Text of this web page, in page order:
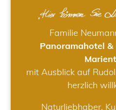
Familie
Panoramahotel
mit Ausblick auf
herzlich
Naturliebhaber,